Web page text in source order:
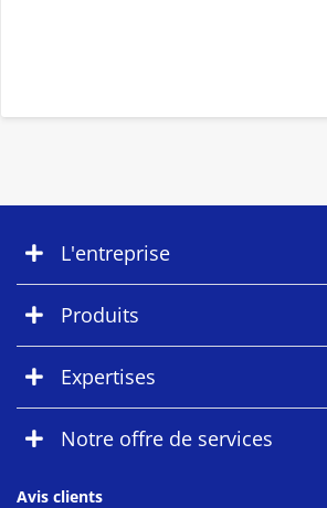
L'entreprise
Produits
Expertises
Notre offre de services
Avis clients